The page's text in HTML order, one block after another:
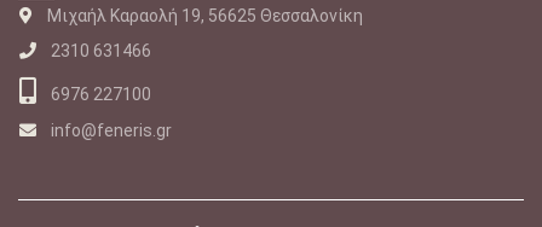
Μιχαήλ Καραολή 19, 56625 Θεσσαλονίκη
2310 631466
6976 227100
info@feneris.gr